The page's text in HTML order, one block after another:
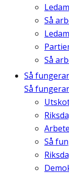
Så
Så
Så
Så
Så